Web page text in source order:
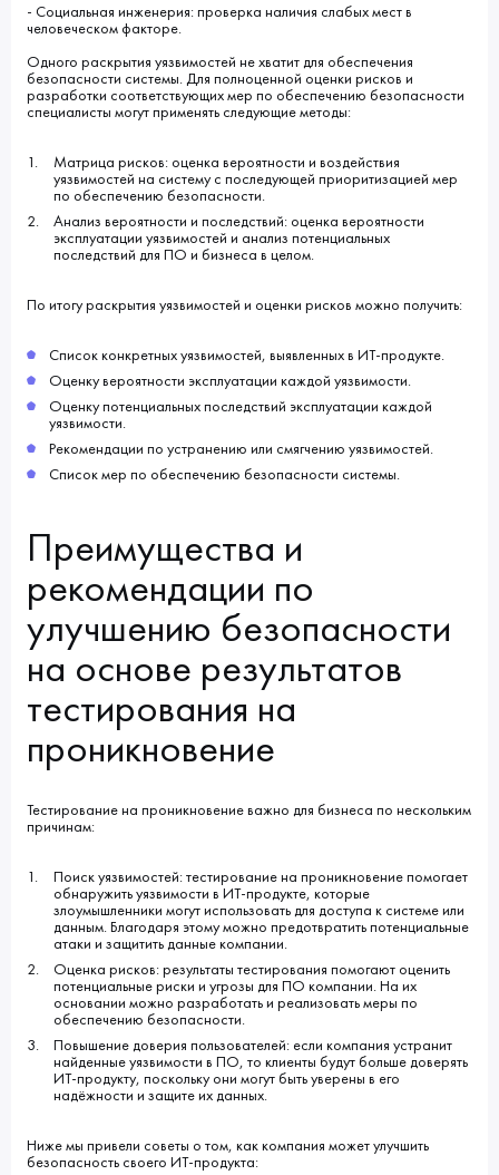
- Социальная инженерия: проверка наличия слабых мест в
человеческом факторе.
Одного раскрытия уязвимостей не хватит для обеспечения
безопасности системы. Для полноценной оценки рисков и
разработки соответствующих мер по обеспечению безопасности
специалисты могут применять следующие методы:
Матрица рисков: оценка вероятности и воздействия
уязвимостей на систему с последующей приоритизацией мер
по обеспечению безопасности.
Анализ вероятности и последствий: оценка вероятности
эксплуатации уязвимостей и анализ потенциальных
последствий для ПО и бизнеса в целом.
По итогу раскрытия уязвимостей и оценки рисков можно получить:
Список конкретных уязвимостей, выявленных в ИТ-продукте.
Оценку вероятности эксплуатации каждой уязвимости.
Оценку потенциальных последствий эксплуатации каждой
уязвимости.
Рекомендации по устранению или смягчению уязвимостей.
Список мер по обеспечению безопасности системы.
Преимущества и
рекомендации по
улучшению безопасности
на основе результатов
тестирования на
проникновение
Тестирование на проникновение важно для бизнеса по нескольким
причинам:
Поиск уязвимостей: тестирование на проникновение помогает
обнаружить уязвимости в ИТ-продукте, которые
злоумышленники могут использовать для доступа к системе или
данным. Благодаря этому можно предотвратить потенциальные
атаки и защитить данные компании.
Оценка рисков: результаты тестирования помогают оценить
потенциальные риски и угрозы для ПО компании. На их
основании можно разработать и реализовать меры по
обеспечению безопасности.
Повышение доверия пользователей: если компания устранит
найденные уязвимости в ПО, то клиенты будут больше доверять
ИТ-продукту, поскольку они могут быть уверены в его
надёжности и защите их данных.
Ниже мы привели советы о том, как компания может улучшить
безопасность своего ИТ-продукта: